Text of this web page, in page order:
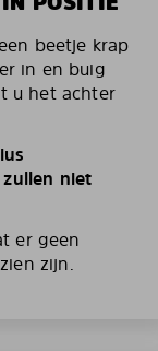
beetje krap
in en buig
u het achter
niet
er geen
zijn.